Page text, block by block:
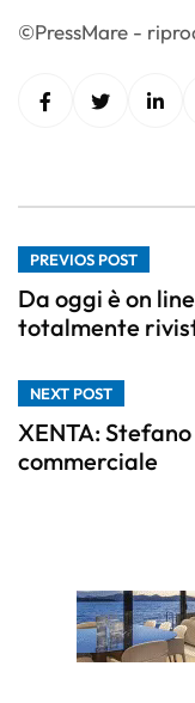
©PressMare -
PREVIOS POST
Da oggi è on
totalmente
NEXT POST
XENTA:
commerciale